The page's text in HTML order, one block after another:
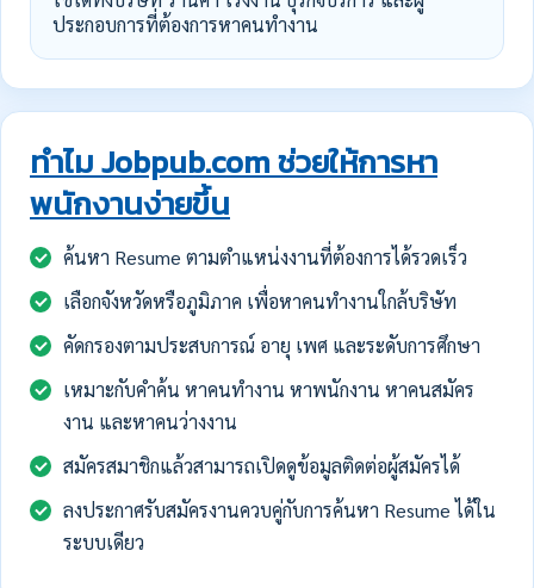
ประกอบการที่ต้องการหาคนทำงาน
ทำไม Jobpub.com ช่วยให้การหา
พนักงานง่ายขึ้น
ค้นหา Resume ตามตำแหน่งงานที่ต้องการได้รวดเร็ว
เลือกจังหวัดหรือภูมิภาค เพื่อหาคนทำงานใกล้บริษัท
คัดกรองตามประสบการณ์ อายุ เพศ และระดับการศึกษา
เหมาะกับคำค้น หาคนทำงาน หาพนักงาน หาคนสมัคร
งาน และหาคนว่างงาน
สมัครสมาชิกแล้วสามารถเปิดดูข้อมูลติดต่อผู้สมัครได้
ลงประกาศรับสมัครงานควบคู่กับการค้นหา Resume ได้ใน
ระบบเดียว